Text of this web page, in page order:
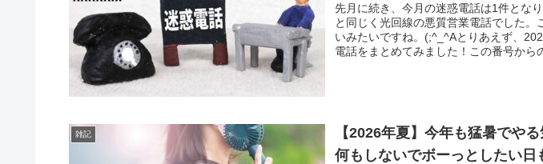
先月に続き、今月の迷惑電話は1件とな
と同じく光回線の悪質営業電話でした。
いみたいですね。(;^_^Aとりあえず、
電話をまとめてみました！この番号から
雑記
【2026年夏】今年も猛暑でや
何もしないでボーっとしたい日